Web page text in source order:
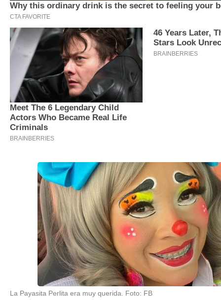
La Payasita Perlita era muy querida. Foto: FB